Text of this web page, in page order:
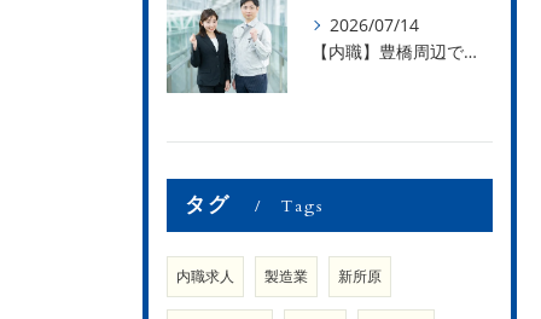
2026/07/14
【内職】豊橋周辺で内職のお仕事を探している方募集中！【内職さまのお声②】
タグ Tags
内職求人 製造業 新所原